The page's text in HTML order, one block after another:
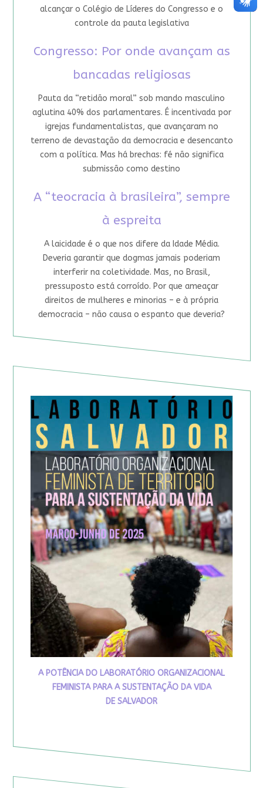
alcançar o Colégio de Líderes do Congresso e o
controle da pauta legislativa
Congresso: Por onde avançam as
bancadas religiosas
Pauta da “retidão moral” sob mando masculino
aglutina 40% dos parlamentares. É incentivada por
igrejas fundamentalistas, que avançaram no
terreno de devastação da democracia e desencanto
com a política. Mas há brechas: fé não significa
submissão como destino
A “teocracia à brasileira”, sempre
à espreita
A laicidade é o que nos difere da Idade Média.
Deveria garantir que dogmas jamais poderiam
interferir na coletividade. Mas, no Brasil,
pressuposto está corroído. Por que ameaçar
direitos de mulheres e minorias – e à própria
democracia – não causa o espanto que deveria?
A POTÊNCIA DO LABORATÓRIO ORGANIZACIONAL
FEMINISTA PARA A SUSTENTAÇÃO DA VIDA
DE SALVADOR